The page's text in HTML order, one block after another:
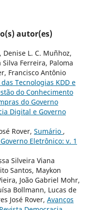
autor(es)
L. C. Muñhoz,
Ferreira, Paloma
Francisco Antônio
Tecnologias KDD e
do Conhecimento
do Governo
Digital e Governo
Rover, Sumário ,
Eletrônico: v. 1
Silveira Viana
Santos, Maykon
João Gabriel Mohr,
Bollmann, Lucas de
José Rover, Avanços